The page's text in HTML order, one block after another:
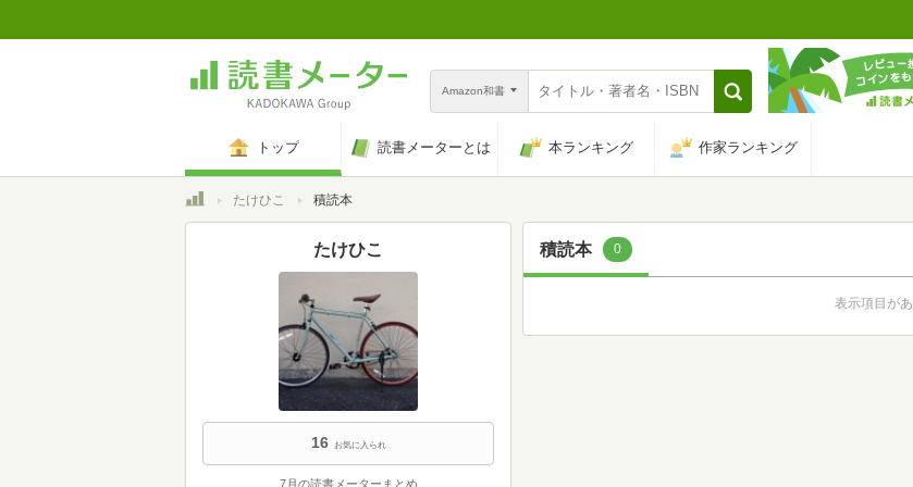
Amazon和書
トップ 読書メーターとは 本ランキング 作家ランキング
トップたけひこ 積読本
積読本 0
表示項目が
たけひこ
16 お気に入られ
7月の読書メーターまとめ